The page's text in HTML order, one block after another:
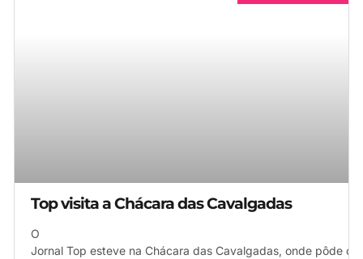
Top visita a Chácara das Cavalgadas
O
Jornal Top esteve na Chácara das Cavalgadas, onde pôde